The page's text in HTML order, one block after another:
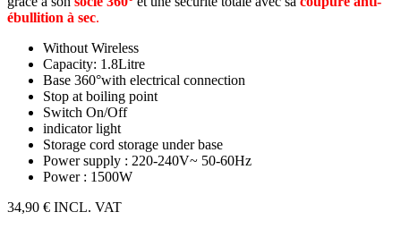
ébullition à sec.
Without Wireless
Capacity: 1.8Litre
Base 360°with electrical connection
Stop at boiling point
Switch On/Off
indicatorlight
Storage cord storage under base
Power supply : 220-240V~ 50-60Hz
Power : 1500W
34,90 € INCL. VAT